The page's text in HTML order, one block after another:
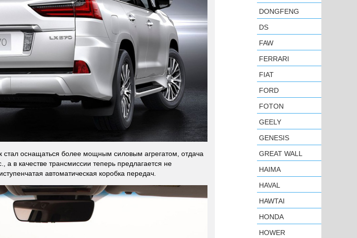
стал оснащаться более мощным силовым агрегатом, отдача
а в качестве трансмиссии теперь предлагается не
автоматическая коробка передач.
DONGFENG
DS
FAW
FERRARI
FIAT
FORD
FOTON
GEELY
GENESIS
GREAT WALL
HAIMA
HAVAL
HAWTAI
HONDA
HOWER